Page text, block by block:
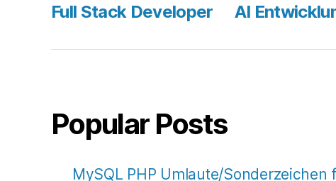
Full Stack Developer AI
Popular Posts
MySQL PHP Umlaute/Sonderzeichen